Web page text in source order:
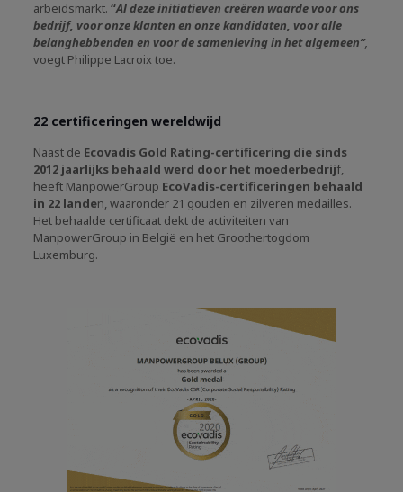
arbeidsmarkt.“Al deze initiatieven creëren waarde voor ons
bedrijf, voor onze klanten en onze kandidaten, voor alle
belanghebbenden en voor de samenleving in het algemeen”,
voegt Philippe Lacroix toe.
22 certificeringen wereldwijd
Naast de Ecovadis Gold Rating-certificering die sinds
2012 jaarlijks behaald werd door het moederbedrijf,
heeft ManpowerGroup EcoVadis-certificeringen behaald
in 22 landen, waaronder 21 gouden en zilveren medailles.
Het behaalde certificaat dekt de activiteiten van
ManpowerGroup in België en het Groothertogdom
Luxemburg.